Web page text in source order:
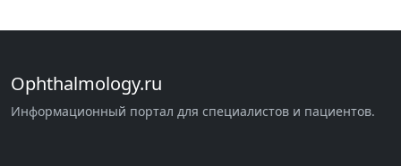
Ophthalmology.ru
Информационный портал для специалистов и пациентов.